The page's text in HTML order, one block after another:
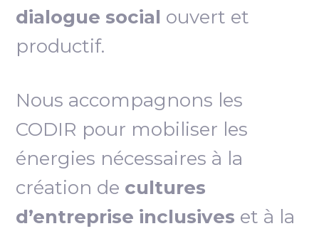
dialogue social ouvert et
productif.
Nous accompagnons les
CODIR pour mobiliser les
énergies nécessaires à la
création de cultures
d’entreprise inclusives et à la